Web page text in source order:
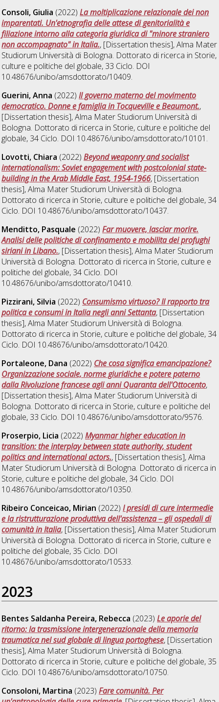
Consoli, Giulia (2022)La moltiplicazione relazionale dei non
imparentati. Un'etnografia delle attese di genitorialità e
filiazione intorno alla categoria giuridica di "minore straniero
non accompagnato" in Italia., [Dissertation thesis], Alma Mater
Studiorum Università di Bologna. Dottorato di ricerca in Storie,
culture e politiche del globale, 33 Ciclo. DOI
10.48676/unibo/amsdottorato/10409.
Guerini, Anna (2022)Il governo materno del movimento
democratico. Donne e famiglia in Tocqueville e Beaumont.,
[Dissertation thesis], Alma Mater Studiorum Università di
Bologna. Dottorato di ricerca in Storie, culture e politiche del
globale, 34 Ciclo. DOI 10.48676/unibo/amsdottorato/10101.
Lovotti, Chiara (2022)Beyond weaponry and socialist
internationalism: Soviet engagement with postcolonial state-
building in the Arab Middle East, 1954-1966, [Dissertation
thesis], Alma Mater Studiorum Università di Bologna.
Dottorato di ricerca in Storie, culture e politiche del globale, 34
Ciclo. DOI 10.48676/unibo/amsdottorato/10437.
Menditto, Pasquale (2022)Far muovere, lasciar morire.
Analisi delle politiche di confinamento e mobilita dei profughi
siriani in Libano., [Dissertation thesis], Alma Mater Studiorum
Università di Bologna. Dottorato di ricerca in Storie, culture e
politiche del globale, 34 Ciclo. DOI
10.48676/unibo/amsdottorato/10410.
Pizzirani, Silvia (2022) Consumismo virtuoso? Il rapporto tra
politica e consumi in Italia negli anni Settanta, [Dissertation
thesis], Alma Mater Studiorum Università di Bologna.
Dottorato di ricerca in Storie, culture e politiche del globale, 34
Ciclo. DOI 10.48676/unibo/amsdottorato/10420.
Portaleone, Dana (2022) Che cosa significa emancipazione?
Organizzazione sociale, norme giuridiche e potere paterno
dalla Rivoluzione francese agli anni Quaranta dell'Ottocento,
[Dissertation thesis], Alma Mater Studiorum Università di
Bologna. Dottorato di ricerca in Storie, culture e politiche del
globale, 33 Ciclo. DOI 10.48676/unibo/amsdottorato/9576.
Proserpio, Licia (2022)Myanmar higher education in
transition: the interplay between state authority, student
politics and international actors., [Dissertation thesis], Alma
Mater Studiorum Università di Bologna. Dottorato di ricerca in
Storie, culture e politiche del globale, 34 Ciclo. DOI
10.48676/unibo/amsdottorato/10350.
Ribeiro Conceicao, Mirian (2022)I presidi di cure intermedie
e la ristrutturazione produttiva dell'assistenza – gli ospedali di
comunità in Italia, [Dissertation thesis], Alma Mater Studiorum
Università di Bologna. Dottorato di ricerca in Storie, culture e
politiche del globale, 35 Ciclo. DOI
10.48676/unibo/amsdottorato/10533.
2023
Bentes Saldanha Pereira, Rebecca (2023)Le aporie del
ritorno: la trasmissione intergenerazionale della memoria
traumatica nel sud globale di lingua portoghese, [Dissertation
thesis], Alma Mater Studiorum Università di Bologna.
Dottorato di ricerca in Storie, culture e politiche del globale, 35
Ciclo. DOI 10.48676/unibo/amsdottorato/10750.
Consoloni, Martina (2023)Fare comunità. Per